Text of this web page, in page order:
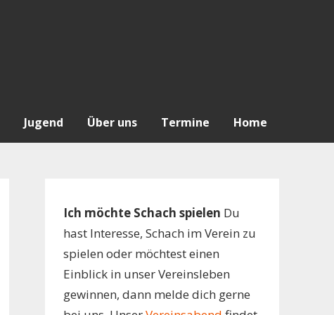
Jugend Über uns Termine Home
Ich möchte Schach spielen Du
hast Interesse, Schach im Verein zu
spielen oder möchtest einen
Einblick in unser Vereinsleben
gewinnen, dann melde dich gerne